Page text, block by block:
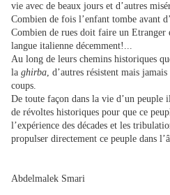
vie avec de beaux jours et d’autres
Combien de fois l’enfant tombe avant
Combien de rues doit faire un Etranger
langue italienne décemment!...
Au long de leurs chemins historiques
la ghirba, d’autres résistent mais
coups.
De toute façon dans la vie d’un peuple
de révoltes historiques pour que ce
l’expérience des décades et les
propulser directement ce peuple dans
Abdelmalek Smari